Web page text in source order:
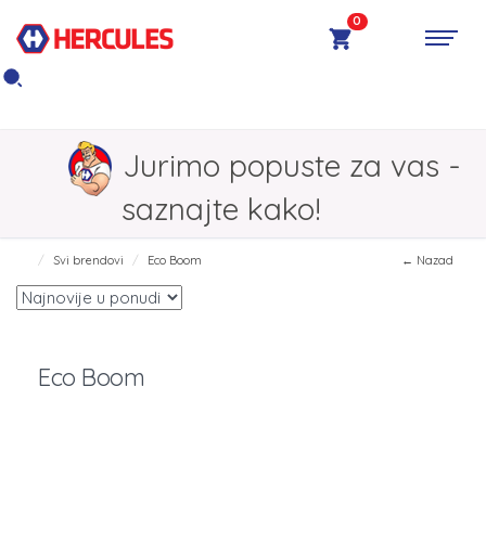
0
Jurimo popuste za vas -
saznajte kako!
Svi brendovi Eco Boom ← Nazad
Eco Boom